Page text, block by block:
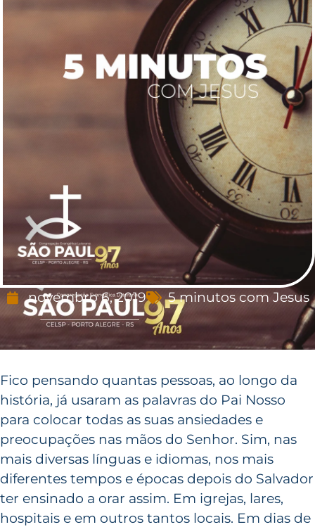
novembro 6, 2019 5 minutos com Jesus
Fico pensando quantas pessoas, ao longo da
história, já usaram as palavras do Pai Nosso
para colocar todas as suas ansiedades e
preocupações nas mãos do Senhor. Sim, nas
mais diversas línguas e idiomas, nos mais
diferentes tempos e épocas depois do Salvador
ter ensinado a orar assim. Em igrejas, lares,
hospitais e em outros tantos locais. Em dias de